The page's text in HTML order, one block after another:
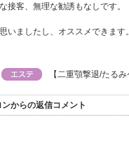
接客、無理な勧誘もなしです。
いましたし、オススメできます。
【二重顎撃退/たる
からの返信コメント